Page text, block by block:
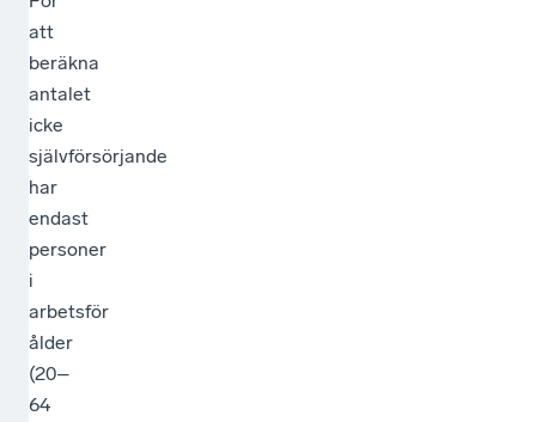
att
beräkna
antalet
icke
självförsörjande
har
endast
personer
i
arbetsför
ålder
(20–
64